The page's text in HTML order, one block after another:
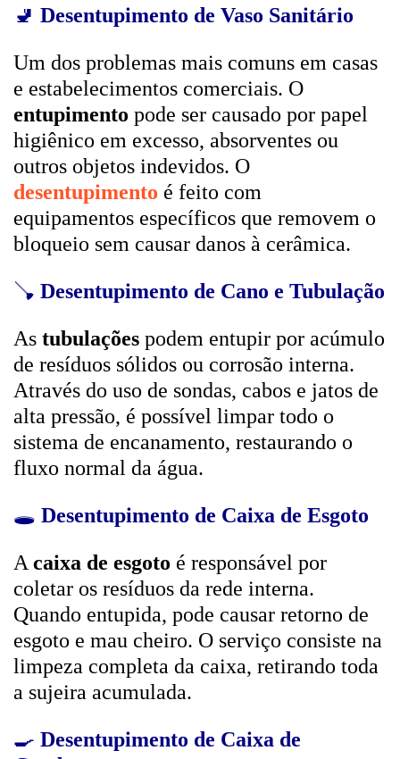
🚽 Desentupimento de Vaso Sanitário
Um dos problemas mais comuns em casas
e estabelecimentos comerciais. O
entupimento pode ser causado por papel
higiênico em excesso, absorventes ou
outros objetos indevidos. O
desentupimento é feito com
equipamentos específicos que removem o
bloqueio sem causar danos à cerâmica.
🪠 Desentupimento de Cano e Tubulação
As tubulações podem entupir por acúmulo
de resíduos sólidos ou corrosão interna.
Através do uso de sondas, cabos e jatos de
alta pressão, é possível limpar todo o
sistema de encanamento, restaurando o
fluxo normal da água.
🕳️ Desentupimento de Caixa de Esgoto
A caixa de esgoto é responsável por
coletar os resíduos da rede interna.
Quando entupida, pode causar retorno de
esgoto e mau cheiro. O serviço consiste na
limpeza completa da caixa, retirando toda
a sujeira acumulada.
🍳 Desentupimento de Caixa de